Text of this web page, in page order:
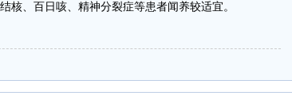
核、百日咳、精神分裂症等患者闻养较适宜。